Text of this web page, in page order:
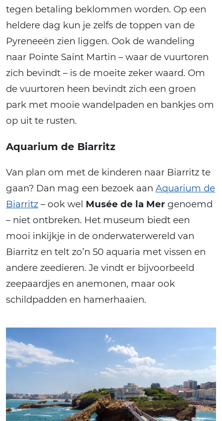
tegen betaling beklommen worden. Op een
heldere dag kun je zelfs de toppen van de
Pyreneeën zien liggen. Ook de wandeling
naar Pointe Saint Martin – waar de vuurtoren
zich bevindt – is de moeite zeker waard. Om
de vuurtoren heen bevindt zich een groen
park met mooie wandelpaden en bankjes om
op uit te rusten.
Aquarium de Biarritz
Van plan om met de kinderen naar Biarritz te
gaan? Dan mag een bezoek aan Aquarium de
Biarritz – ook wel Musée de la Mer genoemd
– niet ontbreken. Het museum biedt een
mooi inkijkje in de onderwaterwereld van
Biarritz en telt zo’n 50 aquaria met vissen en
andere zeedieren. Je vindt er bijvoorbeeld
zeepaardjes en anemonen, maar ook
schildpadden en hamerhaaien.